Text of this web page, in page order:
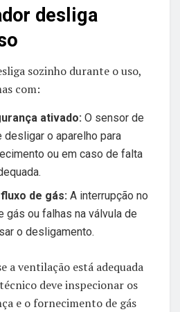
desliga
sozinho durante o uso,
com:
ativado: O sensor de
desligar o aparelho para
ou em caso de falta
de gás: A interrupção no
gás ou falhas na válvula de
o desligamento.
a ventilação está adequada
deve inspecionar os
e o fornecimento de gás